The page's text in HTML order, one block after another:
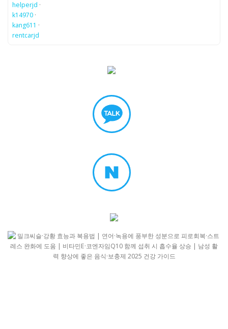
helperjd ·
k14970 ·
kang611 ·
rentcarjd